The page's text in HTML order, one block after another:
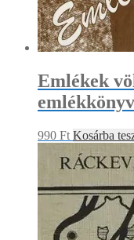
Emlékek
emlékkönyv
990 Ft Kosárba